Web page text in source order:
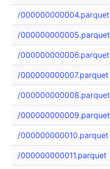
/000000000004.parquet
/000000000005.parquet
/000000000006.parquet
/000000000007.parquet
/000000000008.parquet
/000000000009.parquet
/000000000010.parquet
/000000000011.parquet